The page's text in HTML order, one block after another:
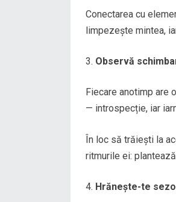
Conectarea cu
limpezește mintea,
Observă
Fiecare anotimp are
— introspecție, iar
În loc să trăiești la
ritmurile ei:
Hrănește-te